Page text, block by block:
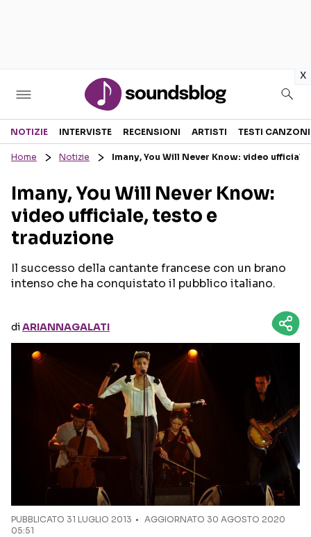
x
Sezioni
RECENSIONI MUSICALI
INTERVISTE
GOSSIP E CURIOSITÀ
TESTI CANZONI
TOUR ED EVENTI
Seguici sui social
NOTIZIE INTERVISTE RECENSIONI ARTISTI TESTI CANZONI
Home Notizie Imany, You Will Never Know: video
Imany, You Will Never Know:
video ufficiale, testo e
traduzione
Il successo della cantante francese con un brano
intenso che ha conquistato il pubblico italiano.
diARIANNAGALATI
PUBBLICATO 31 LUGLIO 2013
AGGIORNATO 30 AGOSTO 2020
05:51